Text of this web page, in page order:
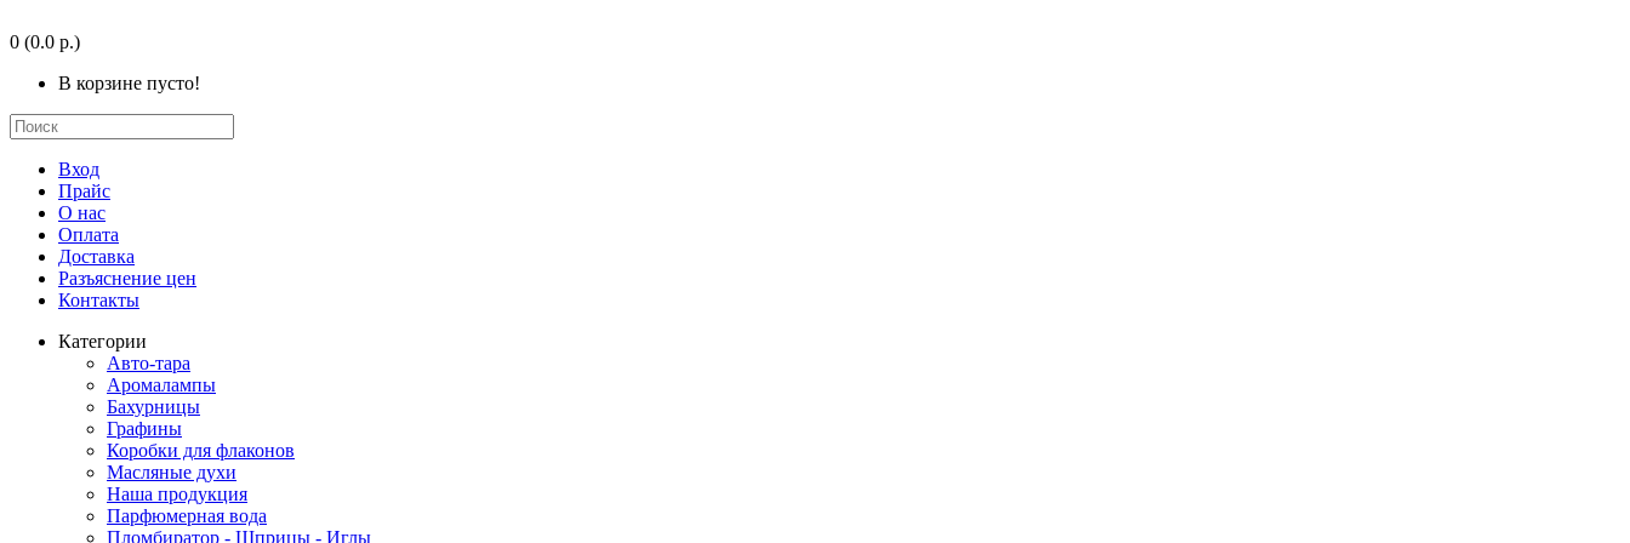
0 (0.0 р.)
В корзине пусто!
Вход
Прайс
О нас
Оплата
Доставка
Разъяснение цен
Контакты
Категории
Авто-тара
Аромалампы
Бахурницы
Графины
Коробки для флаконов
Масляные духи
Наша продукция
Парфюмерная вода
Пломбиратор - Шприцы - Иглы